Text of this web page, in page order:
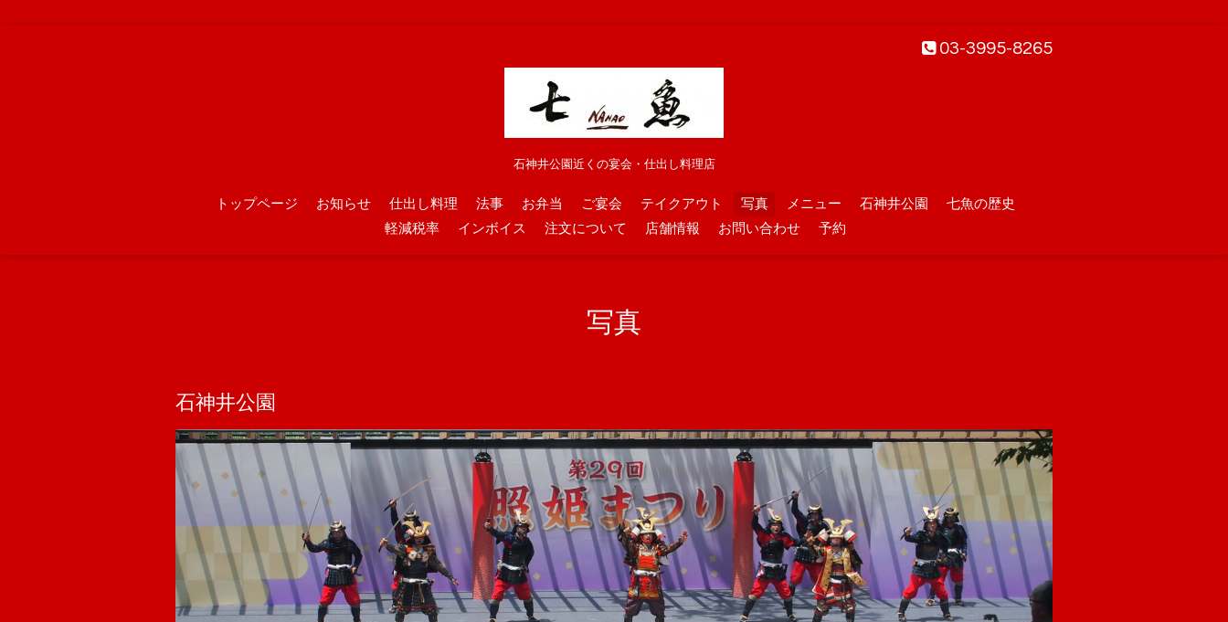
03-3995-8265
石神井公園近くの宴会・仕出し料理店
トップページ お知らせ 仕出し料理 法事 お弁当 ご宴会 テイクアウト 写真 メニュー 石神井公園
七魚の歴史
軽減税率
インボイス 注文について 店舗情報 お問い合わせ 予約
写真
石神井公園